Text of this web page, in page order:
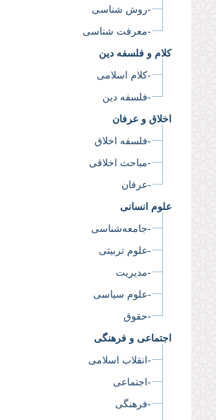
-روش شناسی
-معرفت شناسی
کلام و فلسفه دین
-کلام اسلامی
-فلسفه دین
اخلاق و عرفان
-فلسفه اخلاق
-مباحث اخلاقی
-عرفان
علوم انسانی
-جامعه‌شناسی
-علوم تربیتی
-مدیریت
-علوم سیاسی
-حقوق
اجتماعی و فرهنگی
-انقلاب اسلامی
-اجتماعی
-فرهنگی